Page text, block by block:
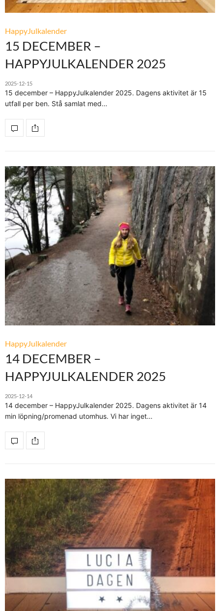
HappyJulkalender
15 DECEMBER –
HAPPYJULKALENDER 2025
2025-12-15
15 december – HappyJulkalender 2025. Dagens aktivitet är 15
utfall per ben. Stå samlat med…
HappyJulkalender
14 DECEMBER –
HAPPYJULKALENDER 2025
2025-12-14
14 december – HappyJulkalender 2025. Dagens aktivitet är 14
min löpning/promenad utomhus. Vi har inget…